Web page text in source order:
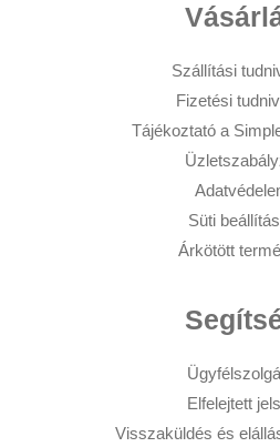
Szállítási
Fizetési
Tájékoztató a
Süti
Árkötött
Elfelejtett
Visszaküldés és